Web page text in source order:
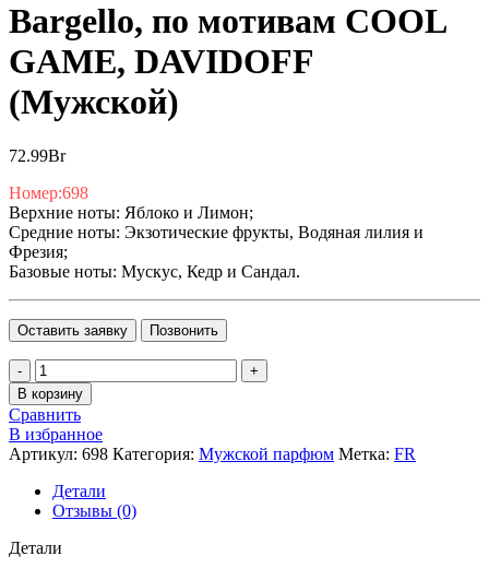
Bargello, по мотивам COOL
GAME, DAVIDOFF
(Мужской)
72.99Br
Номер:698
Верхние ноты: Яблоко и Лимон;
Средние ноты: Экзотические фрукты, Водяная лилия и
Фрезия;
Базовые ноты: Мускус, Кедр и Сандал.
Оставить заявку Позвонить
Количество
товара
Bargello,
по
мотивам
COOL
GAME,
DAVIDOFF
(Мужской)
В корзину
Сравнить
В избранное
Артикул: 698 Категория: Мужской парфюм Метка: FR
Детали
Отзывы (0)
Детали